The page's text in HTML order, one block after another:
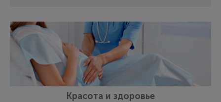
Красота и здоровье